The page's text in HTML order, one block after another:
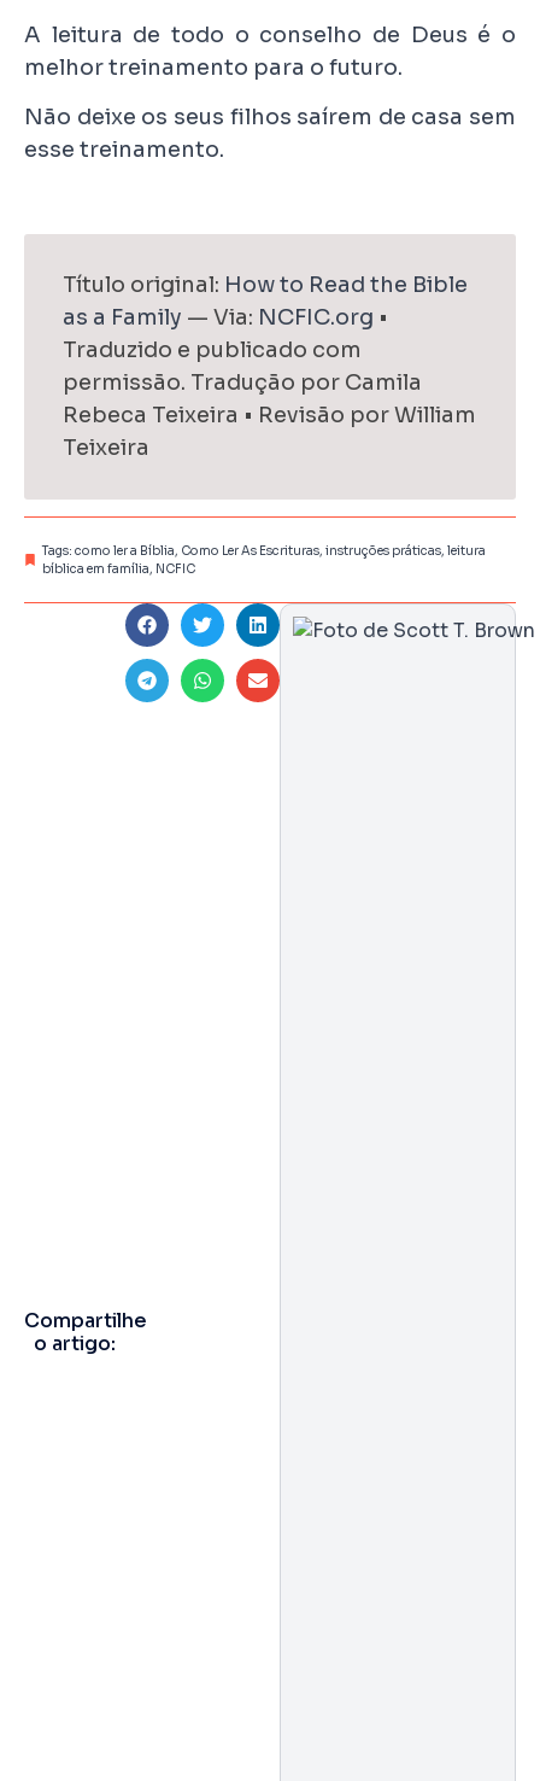
A leitura de todo o conselho de Deus é o
melhor treinamento para o futuro.
Não deixe os seus filhos saírem de casa sem
esse treinamento.
Título original: How to Read the Bible
as a Family — Via: NCFIC.org •
Traduzido e publicado com
permissão. Tradução por Camila
Rebeca Teixeira • Revisão por William
Teixeira
Tags: como ler a Bíblia, Como Ler As Escrituras, instruções práticas, leitura
bíblica em família, NCFIC
Compartilhe
o artigo: